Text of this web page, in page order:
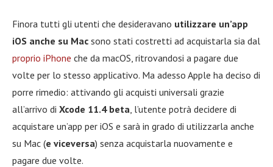
Finora tutti gli utenti che desideravano utilizzare un’app
iOS anche su Mac sono stati costretti ad acquistarla sia dal
proprio iPhone che da macOS, ritrovandosi a pagare due
volte per lo stesso applicativo. Ma adesso Apple ha deciso di
porre rimedio: attivando gli acquisti universali grazie
all’arrivo di Xcode 11.4 beta , l’utente potrà decidere di
acquistare un’app per iOS e sarà in grado di utilizzarla anche
su Mac (e viceversa) senza acquistarla nuovamente e
pagare due volte.